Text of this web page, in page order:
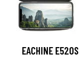
EACHINE